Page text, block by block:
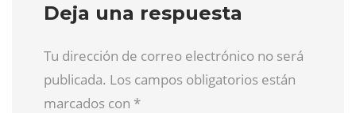
Deja una respuesta
Tu dirección de correo electrónico no será
publicada. Los campos obligatorios están
marcados con *